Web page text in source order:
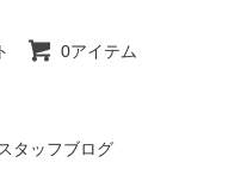
0アイテム
スタッフブログ